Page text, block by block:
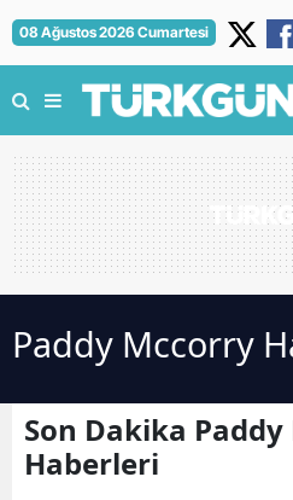
08 Ağustos 2026 Cumartesi
Paddy Mccorry
Son Dakika
Haberleri